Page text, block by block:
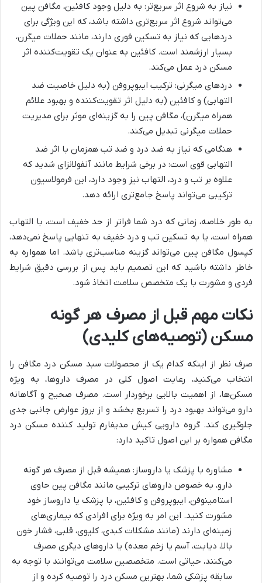
نیاز به شروع اثر سریع‌تر: به دلیل وجود کافئین، مگافن پین
می‌تواند شروع اثر سریع‌تری داشته باشد، که این ویژگی برای
دردهایی که نیاز به تسکین فوری دارند، مانند حملات میگرن،
بسیار ارزشمند است. کافئین به عنوان یک تقویت‌کننده اثر
مسکن درد عمل می‌کند.
دردهای میگرنی: ترکیب ایبوپروفن (به دلیل خاصیت ضد
التهابی) و کافئین (به دلیل اثر تقویت‌کننده و بهبود علائم
همراه میگرن)، مگافن پین را به گزینه‌ای موثر برای مدیریت
حملات میگرنی تبدیل می‌کند.
هنگامی که نیاز به ضد درد و ضد تب همزمان با اثر ضد
التهابی قوی است: در برخی شرایط مانند آنفولانزای شدید که
علاوه بر تب و درد، التهاب نیز وجود دارد، این فرمولاسیون
ترکیبی می‌تواند پاسخ جامع‌تری ارائه دهد.
به طور خلاصه، زمانی که درد شما فراتر از حد خفیف است، با التهاب
همراه است، یا به تسکین تب و درد خفیف به تنهایی پاسخ نمی‌دهد،
کپسول مگافن پین می‌تواند گزینه مناسب‌تری باشد. اما همواره به
خاطر داشته باشید که این تصمیم باید پس از بررسی دقیق شرایط
فردی و مشورت با یک متخصص سلامت اتخاذ شود.
نکات مهم قبل از مصرف هر گونه
مسکن (توصیه‌های کلیدی)
صرف نظر از اینکه کدام یک از محصولات سبد مسکن درد مگافن را
انتخاب می‌کنید، رعایت اصول کلی در مصرف داروها، به ویژه
مسکن‌ها، از اهمیت بالایی برخوردار است. مصرف صحیح و آگاهانه
دارو می‌تواند بهبود درد را تسریع بخشد و از بروز عوارض جانبی جدی
جلوگیری کند. گروه دارویی کیش مدیفارم تولید کننده مسکن درد
مگافن همواره بر این اصول تاکید دارد:
مشاوره با پزشک یا داروساز: همیشه قبل از مصرف هر گونه
دارو، به خصوص داروهای ترکیبی مانند مگافن پین حاوی
استامینوفن، ایبوپروفن و کافئین، با پزشک یا داروساز خود
مشورت کنید. این امر به ویژه برای افرادی که بیماری‌های
زمینه‌ای دارند (مانند مشکلات کبدی، کلیوی، قلبی، فشار خون
بالا، دیابت، آسم یا زخم معده) یا داروهای دیگری مصرف
می‌کنند، حیاتی است. متخصصین سلامت می‌توانند با توجه به
سابقه پزشکی شما، بهترین مسکن درد را توصیه کرده و از